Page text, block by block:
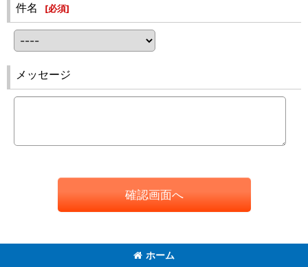
件名 [必須]
メッセージ
確認画面へ
ホーム